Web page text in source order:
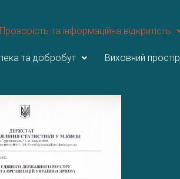
Прозорість та інформаційна відкритість
та добробут Виховний простір